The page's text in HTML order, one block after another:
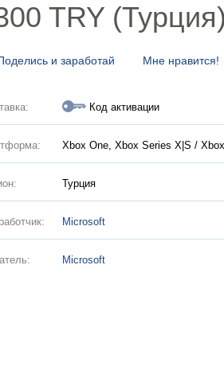
TRY (Турция)
Мне нравится!
и заработай
Код активации
Xbox One, Xbox Series X|S /
Турция
Microsoft
Microsoft